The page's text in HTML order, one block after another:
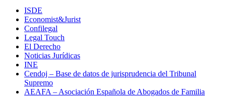
ISDE
Economist&Jurist
Confilegal
Legal Touch
El Derecho
Noticias Jurídicas
INE
Cendoj – Base de datos de jurisprudencia del Tribunal
Supremo
AEAFA – Asociación Española de Abogados de Familia